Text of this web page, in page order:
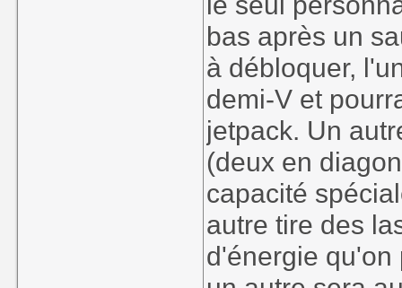
bas après un
à débloquer,
demi-V et
jetpack. Un
(deux en
capacité
autre tire des
d'énergie qu'on